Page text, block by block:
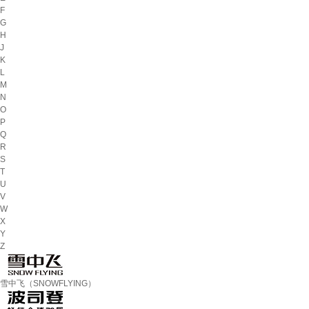
F
G
H
J
K
L
M
N
O
P
Q
R
S
T
U
V
W
X
Y
Z
雪中飞（SNOWFLYING）